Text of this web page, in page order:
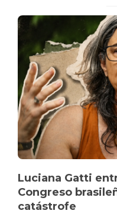
Luciana Gatti
Congreso
catástrofe